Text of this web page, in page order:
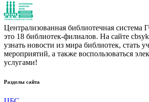
Централизованная библиотечная система
это 18 библиотек-филиалов. На сайте
узнать новости из мира библиотек, стать
мероприятий, а также воспользоваться
услугами!
Разделы сайта